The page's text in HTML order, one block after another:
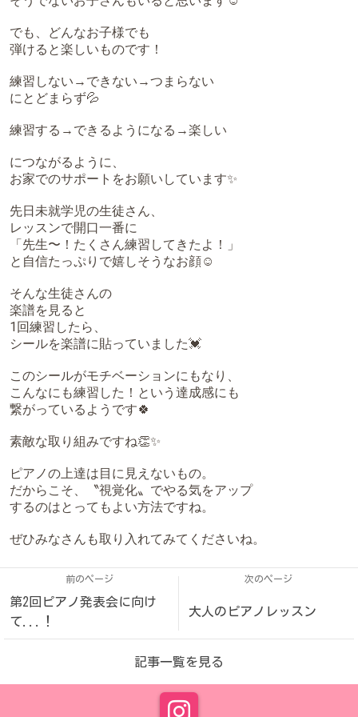
でも、どんなお子様でも
弾けると楽しいものです！
練習しない→できない→つまらない
にとどまらず💦
練習する→できるようになる→楽しい
につながるように、
お家でのサポートをお願いしています✨
先日未就学児の生徒さん、
レッスンで開口一番に
「先生〜！たくさん練習してきたよ！」
と自信たっぷりで嬉しそうなお顔☺️
そんな生徒さんの
楽譜を見ると
1回練習したら、
シールを楽譜に貼っていました💓
このシールがモチベーションにもなり、
こんなにも練習した！という達成感にも
繋がっているようです🍀
素敵な取り組みですね👏✨
ピアノの上達は目に見えないもの。
だからこそ、〝視覚化〟でやる気をアップ
するのはとってもよい方法ですね。
ぜひみなさんも取り入れてみてくださいね。
前のページ
第2回ピアノ発表会に向け
て...！
次のページ
大人のピアノレッスン
記事一覧を見る